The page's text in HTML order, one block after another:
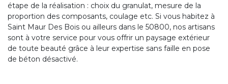
étape de la réalisation : choix du granulat, mesure de la
proportion des composants, coulage etc. Si vous habitez à
Saint Maur Des Bois ou ailleurs dans le 50800, nos artisans
sont à votre service pour vous offrir un paysage extérieur
de toute beauté grâce à leur expertise sans faille en pose
de béton désactivé.